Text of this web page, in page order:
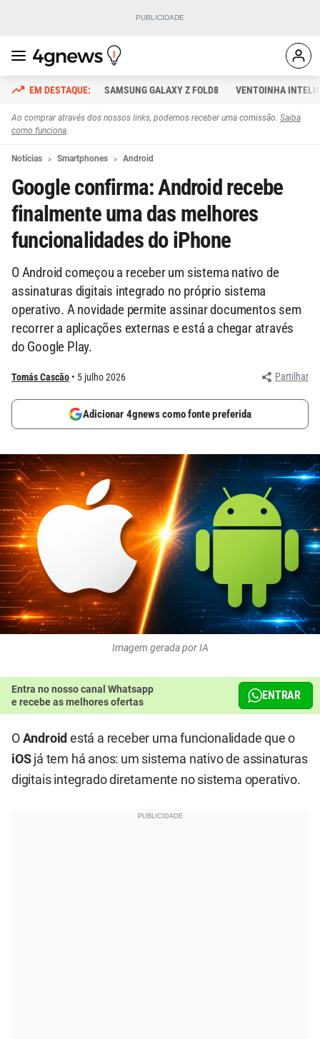
SAMSUNG GALAXY Z FOLD8 VENTOINHA
Ao comprar através dos nossos links, podemos receber uma comissão. Saiba
como funciona.
Notícias Smartphones Android
Google confirma: Android recebe
finalmente uma das melhores
funcionalidades do iPhone
O Android começou a receber um sistema nativo de
assinaturas digitais integrado no próprio sistema
operativo. A novidade permite assinar documentos sem
recorrer a aplicações externas e está a chegar através
do Google Play.
Tomás Cascão 5 julho 2026 Partilhar
Adicionar 4gnews como fonte preferida
Imagem gerada por IA
Entra no nosso canal Whatsapp
e recebe as melhores ofertas
ENTRAR
O Android está a receber uma funcionalidade que o
iOSjá tem há anos: um sistema nativo de assinaturas
digitais integrado diretamente no sistema operativo.